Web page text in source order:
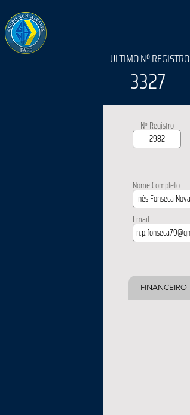
ULTIMO Nº REGISTRO
3327
Nº Registro
Nome Completo
Email
FINANCEIRO